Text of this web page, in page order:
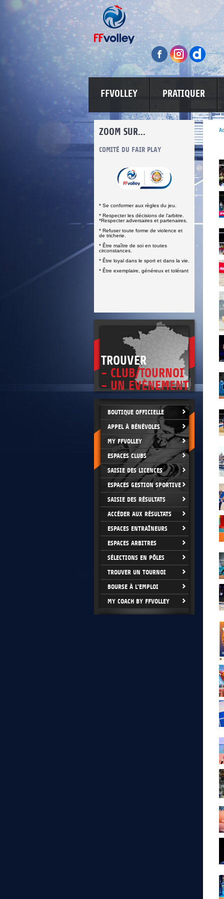
FFVOLLEY PRATIQUER
ZOOM SUR...
* Être loyal dans le sport et dans la vie.
LUTTE CONTRE LES VIOLENCES MA PETITE
TROUVER
- CLUB/TOURNOI
- UN EVÈNEMENT
BOUTIQUE OFFICIELLE
APPEL À BÉNÉVOLES
MY FFVOLLEY
ESPACES CLUBS
SAISIE DES LICENCES
ESPACES GESTION SPORTIVE
SAISIE DES RÉSULTATS
ACCÉDER AUX RÉSULTATS
ESPACES ENTRAÎNEURS
ESPACES ARBITRES
SÉLECTIONS EN PÔLES
TROUVER UN TOURNOI
BOURSE À L'EMPLOI
MY COACH BY FFVOLLEY